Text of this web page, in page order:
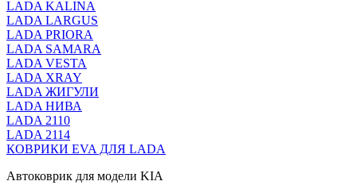
LADA KALINA
LADA LARGUS
LADA PRIORA
LADA SAMARA
LADA VESTA
LADA XRAY
LADA ЖИГУЛИ
LADA НИВА
LADA 2110
LADA 2114
КОВРИКИ EVA ДЛЯ LADA
Автоковрик для модели KIA